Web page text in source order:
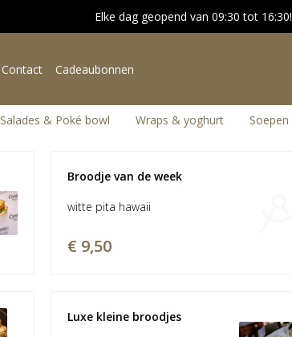
Elke dag geopend van 09:30 tot 16:30!
Contact Cadeaubonnen
Salades & Poké bowl Wraps & yoghurt Soepen
Broodje van de week
witte pita hawaii
€ 9,50
Luxe kleine broodjes